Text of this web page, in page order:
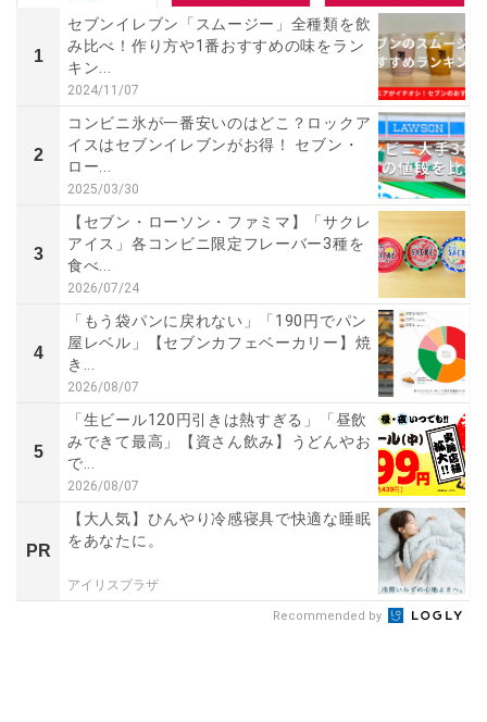
1
セブンイレブン「スムージー」全種類を飲
み比べ！作り方や1番おすすめの味をラン
キン...
2024/11/07
2
コンビニ氷が一番安いのはどこ？ロックア
イスはセブンイレブンがお得！ セブン・
ロー...
2025/03/30
3
【セブン・ローソン・ファミマ】「サクレ
アイス」各コンビニ限定フレーバー3種を
食べ...
2026/07/24
4
「もう袋パンに戻れない」「190円でパン
屋レベル」【セブンカフェベーカリー】焼
き...
2026/08/07
5
「生ビール120円引きは熱すぎる」「昼飲
みできて最高」【資さん飲み】うどんやお
で...
2026/08/07
PR
【大人気】ひんやり冷感寝具で快適な睡眠
をあなたに。
アイリスプラザ
Recommended by